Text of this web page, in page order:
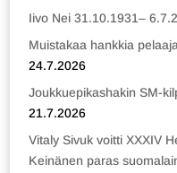
Iivo Nei 31.10.1931–
Muistakaa hankkia
24.7.2026
Joukkuepikashakin SM-
21.7.2026
Vitaly Sivuk voitti XXXIV
Keinänen paras